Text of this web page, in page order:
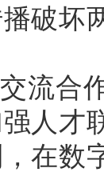
破坏
流合
人才
在数